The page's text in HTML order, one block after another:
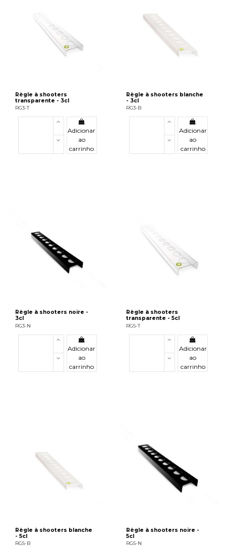
Règle à shooters
transparente - 3cl
RG3-T
Adicionar
ao
carrinho
Règle à shooters blanche
- 3cl
RG3-B
Adicionar
ao
carrinho
Règle à shooters noire -
3cl
RG3-N
Adicionar
ao
carrinho
Règle à shooters
transparente - 5cl
RG5-T
Adicionar
ao
carrinho
Règle à shooters blanche
- 5cl
RG5-B
Règle à shooters noire -
5cl
RG5-N